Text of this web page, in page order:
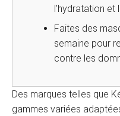
l’hydratation et
Faites des
semaine pour
contre les
Des marques telles que
gammes variées